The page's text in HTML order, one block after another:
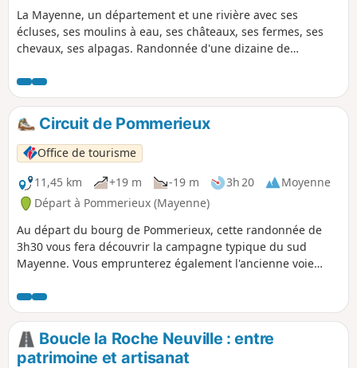
La Mayenne, un département et une rivière avec ses
écluses, ses moulins à eau, ses châteaux, ses fermes, ses
chevaux, ses alpagas. Randonnée d'une dizaine de
restauration (de mai à septembre) sur le parcours.
Circuit de Pommerieux
Office de tourisme
11,45 km
+19 m -19 m 3h 20
Moyenne
Départ à Pommerieux (Mayenne)
Au départ du bourg de Pommerieux, cette randonnée de
3h30 vous fera découvrir la campagne typique du sud
Mayenne. Vous emprunterez également l'ancienne voie
Boucle la Roche Neuville : entre
patrimoine et artisanat